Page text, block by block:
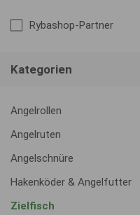
Rybashop-Partner
Kategorien
Angelrollen
Angelruten
Angelschnüre
Hakenköder & Angelfutter
Zielfisch